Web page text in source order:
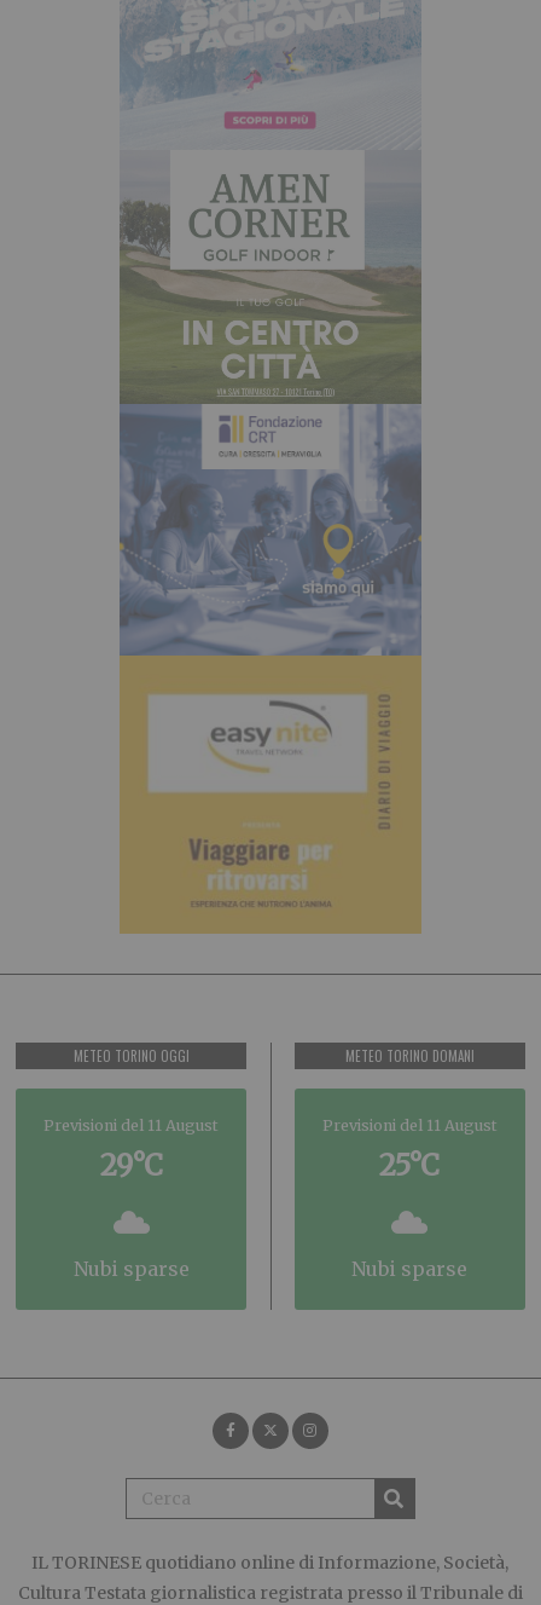
METEO TORINO OGGI
Previsioni del 11 August
29°C
nubi sparse
METEO TORINO DOMANI
Previsioni del 11 August
25°C
nubi sparse
IL TORINESE quotidiano online di Informazione, Società,
Cultura Testata giornalistica registrata presso il Tribunale di